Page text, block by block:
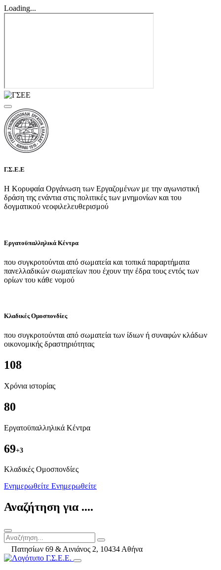
Loading...
Γ.Σ.Ε.Ε
Η Κορυφαία Οργάνωση των Εργαζομένων με την αγωνιστική
δράση της ενάντια στις πολιτικές των μνημονίων και του
δογματικού νεοφιλελευθερισμού
Εργατοϋπαλληλικά Κέντρα
που συγκροτούνται από σωματεία και τοπικά παραρτήματα
πανελλαδικών σωματείων που έχουν την έδρα τους εντός των
ορίων του κάθε νομού
Κλαδικές Ομοσπονδίες
που συγκροτούνται από σωματεία των ίδιων ή συναφών κλάδων
οικονομικής δραστηριότητας
108
Χρόνια ιστορίας
80
Εργατοϋπαλληλικά Κέντρα
69+3
Kλαδικές Ομοσπονδίες
Ενημερωθείτε Ενημερωθείτε
Αναζήτηση για ....
Πατησίων 69 & Αινιάνος 2, 10434 Αθήνα